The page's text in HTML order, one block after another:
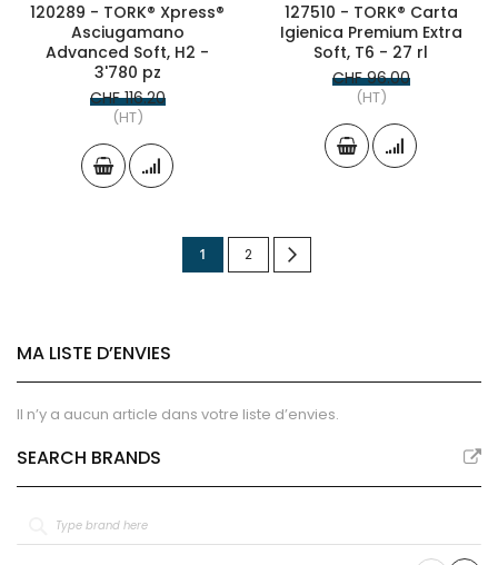
120289 - TORK® Xpress®
Asciugamano
Advanced Soft, H2 -
3'780 pz
CHF 116.20
(HT)
127510 - TORK® Carta
Igienica Premium Extra
Soft, T6 - 27 rl
CHF 96.00
(HT)
Page
Vous
page
1 Page
2
MA LISTE D’ENVIES
Il n’y a aucun article dans votre liste d’envies.
SEARCH BRANDS